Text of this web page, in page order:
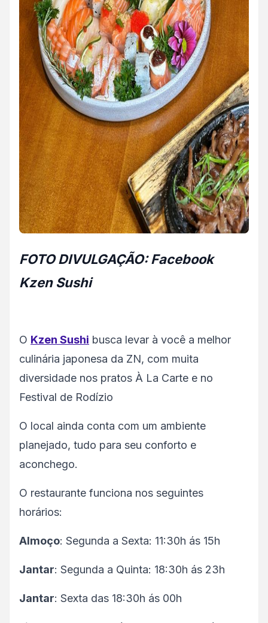
FOTO DIVULGAÇÃO: Facebook
Kzen Sushi
O Kzen Sushi busca levar à você a melhor
culinária japonesa da ZN, com muita
diversidade nos pratos À La Carte e no
Festival de Rodízio
O local ainda conta com um ambiente
planejado, tudo para seu conforto e
aconchego.
O restaurante funciona nos seguintes
horários:
Almoço: Segunda a Sexta: 11:30h ás 15h
Jantar: Segunda a Quinta: 18:30h ás 23h
Jantar: Sexta das 18:30h ás 00h